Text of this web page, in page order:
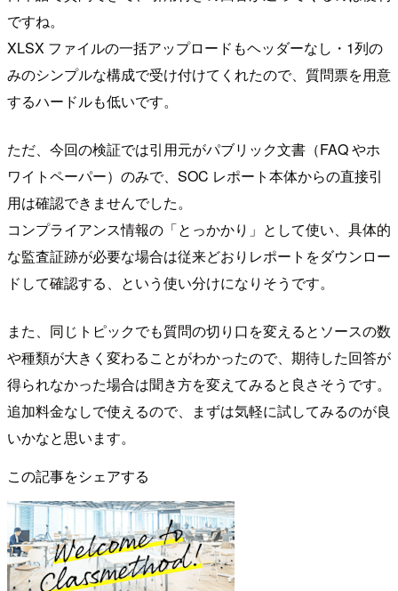
ですね。
XLSX ファイルの一括アップロードもヘッダーなし・1列の
みのシンプルな構成で受け付けてくれたので、質問票を用意
するハードルも低いです。
ただ、今回の検証では引用元がパブリック文書（FAQ やホ
ワイトペーパー）のみで、SOC レポート本体からの直接引
用は確認できませんでした。
コンプライアンス情報の「とっかかり」として使い、具体的
な監査証跡が必要な場合は従来どおりレポートをダウンロー
ドして確認する、という使い分けになりそうです。
また、同じトピックでも質問の切り口を変えるとソースの数
や種類が大きく変わることがわかったので、期待した回答が
得られなかった場合は聞き方を変えてみると良さそうです。
追加料金なしで使えるので、まずは気軽に試してみるのが良
いかなと思います。
この記事をシェアする